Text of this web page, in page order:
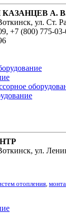
А.
ул. Ст.
, +7 (800) 775-
ул.
отопления